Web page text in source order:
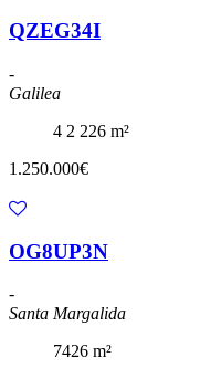
QZEG34I
-
Galilea
4 2 226 m²
1.250.000€
OG8UP3N
-
Santa Margalida
7426 m²